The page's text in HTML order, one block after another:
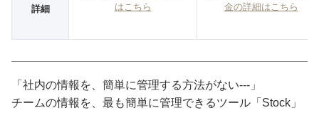
詳細
はこちら
金の詳細はこちら
「社内の情報を、簡単に管理する方法がない---」
チームの情報を、最も簡単に管理できるツール「Stock」